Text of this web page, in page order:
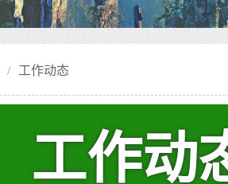
/ 工作动态
工作动